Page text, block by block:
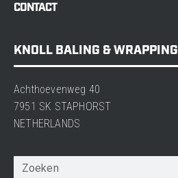
CONTACT
KNOLL BALING & WRAPPING
Achthoevenweg 40
7951 SK STAPHORST
NETHERLANDS